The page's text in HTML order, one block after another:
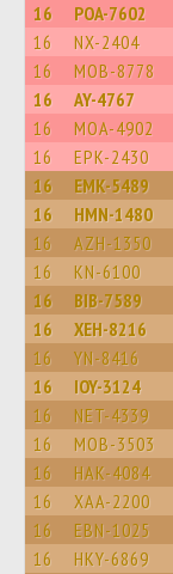
16 POA-7602
16 NX-2404
16 MOB-8778
16 AY-4767
16 MOA-4902
16 EPK-2430
16 EMK-5489
16 HMN-1480
16 AZH-1350
16 KN-6100
16 BIB-7589
16 XEH-8216
16 YN-8416
16 IOY-3124
16 NET-4339
16 MOB-3503
16 HAK-4084
16 XAA-2200
16 EBN-1025
16 HKY-6869